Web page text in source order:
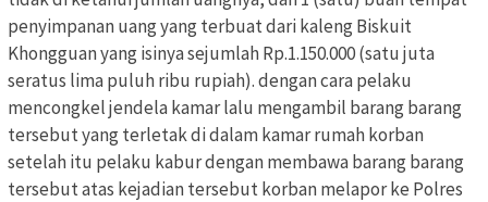
penyimpanan uang yang terbuat dari kaleng Biskuit
Khongguan yang isinya sejumlah Rp.1.150.000 (satu juta
seratus lima puluh ribu rupiah). dengan cara pelaku
mencongkel jendela kamar lalu mengambil barang barang
tersebut yang terletak di dalam kamar rumah korban
setelah itu pelaku kabur dengan membawa barang barang
tersebut atas kejadian tersebut korban melapor ke Polres